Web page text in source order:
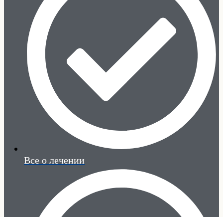
Все о лечении